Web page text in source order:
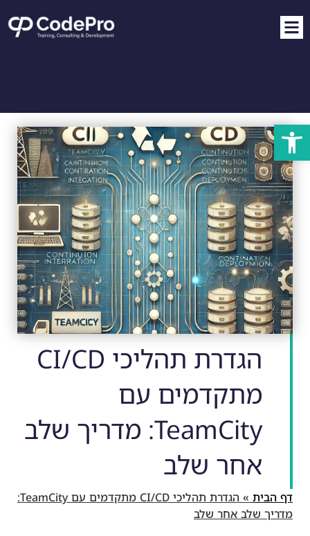
פתח סרגל נגישות
הגדרת תהליכי CI/CD
מתקדמים עם
TeamCity: מדריך שלב
אחר שלב
דף הבית »
הגדרת תהליכי CI/CD מתקדמים עם TeamCity:
מדריך שלב אחר שלב